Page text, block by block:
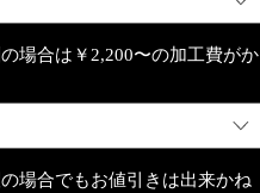
場合は￥2,200〜の加工費がか
場合でもお値引きは出来かね